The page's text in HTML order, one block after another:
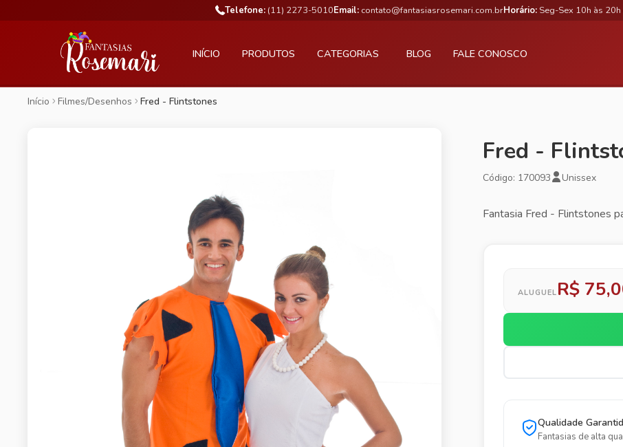
Telefone: (11) 2273-5010Email: contato@fantasiasrosemari.com.brHorário: Seg-Sex 10h às
INÍCIO PRODUTOS CATEGORIAS BLOG FALE CONOSCO
Início Filmes/Desenhos Fred - Flintstones
Fred -
Código: 170093 Unissex
Fantasia Fred - Flintstones
ALUGUEL R$
Qualidade
Fantasias de alta